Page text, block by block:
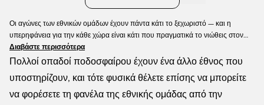
Οι αγώνες των εθνικών ομάδων έχουν πάντα κάτι το ξεχωριστό — και η
υπερηφάνεια για την κάθε χώρα είναι κάτι που πραγματικά το νιώθεις στον
αέρα. Είτε η χώρα σου συμμετέχει είτε όχι, αυτά τα ματς και τα μεγάλα
τουρνουά αξίζει να τα παρακολουθείς. Και φυσικά, θες να έχεις τη δική σου
Unisportstore.com!
Διαβάστε περισσότερα
Πολλοί οπαδοί ποδοσφαίρου έχουν ένα άλλο έθνος που
υποστηρίζουν, και τότε φυσικά θέλετε επίσης να μπορείτε
να φορέσετε τη φανέλα της εθνικής ομάδας από την